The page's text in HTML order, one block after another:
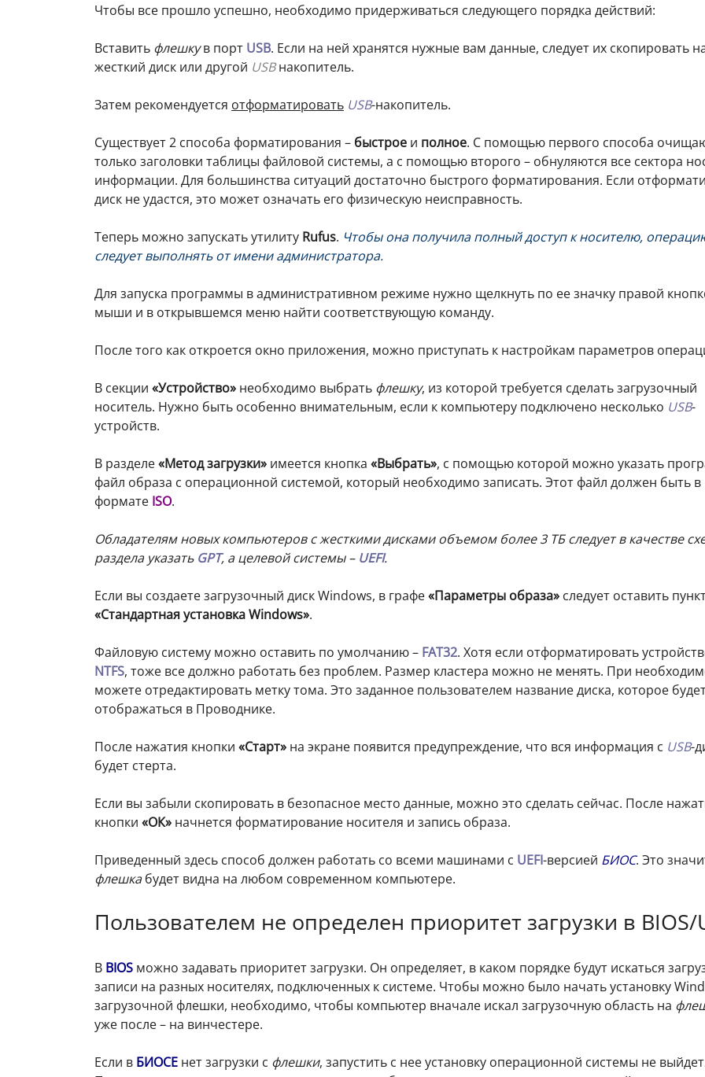
Чтобы все прошло успешно, необходимо придерживаться следующего порядка действий:
Вставить флешкув порт USB. Если на ней хранятся нужные вам данные, следует их скопировать
жесткий диск или другой USBнакопитель.
Затем рекомендуется отформатировать USB-накопитель.
Существует 2 способа форматирования – быстрое и полное. С помощью первого способа
только заголовки таблицы файловой системы, а с помощью второго – обнуляются все сектора
информации. Для большинства ситуаций достаточно быстрого форматирования. Если
диск не удастся, это может означать его физическую неисправность.
Теперь можно запускать утилиту Rufus. Чтобы она получила полный доступ к носителю,
следует выполнять от имени администратора.
Для запуска программы в административном режиме нужно щелкнуть по ее значку правой
мыши и в открывшемся меню найти соответствующую команду.
После того как откроется окно приложения, можно приступать к настройкам параметров
В секции «Устройство» необходимо выбрать флешку, из которой требуется сделать загрузочный
носитель. Нужно быть особенно внимательным, если к компьютеру подключено несколько USB-
устройств.
В разделе«Метод загрузки» имеется кнопка «Выбрать», с помощью которой можно указать
файл образа с операционной системой, который необходимо записать. Этот файл должен быть в
формате ISO.
Обладателям новых компьютеров с жесткими дисками объемом более 3 ТБ следует в качестве
раздела указать GPT, а целевой системы – UEFI.
Если вы создаете загрузочный диск Windows, в графе«Параметры образа» следует оставить
«Стандартная установка Windows».
Файловую систему можно оставить по умолчанию – FAT32. Хотя если отформатировать
NTFS, тоже все должно работать без проблем. Размер кластера можно не менять. При
можете отредактировать метку тома. Это заданное пользователем название диска, которое
отображаться в Проводнике.
После нажатия кнопки «Старт» на экране появится предупреждение, что вся информация с USB-
будет стерта.
Если вы забыли скопировать в безопасное место данные, можно это сделать сейчас. После
кнопки «ОК» начнется форматирование носителя и запись образа.
Приведенный здесь способ должен работать со всеми машинами с UEFI-версией БИОС. Это
флешкабудет видна на любом современном компьютере.
Пользователем не определен приоритет загрузки в BIOS/
В BIOS можно задавать приоритет загрузки. Он определяет, в каком порядке будут искаться
записи на разных носителях, подключенных к системе. Чтобы можно было начать установку
загрузочной флешки, необходимо, чтобы компьютер вначале искал загрузочную область на
уже после – на винчестере.
Если в БИОСЕ нет загрузки с флешки, запустить с нее установку операционной системы не